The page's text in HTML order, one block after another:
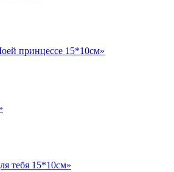
принцессе 15*10см»
тебя 15*10см»